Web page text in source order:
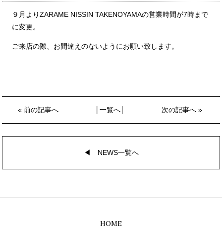
９月よりZARAME NISSIN TAKENOYAMAの営業時間が7時まで
に変更。
ご来店の際、お間違えのないようにお願い致します。
« 前の記事へ 一覧へ│ 次の記事へ»
◀︎ NEWS一覧へ
HOME